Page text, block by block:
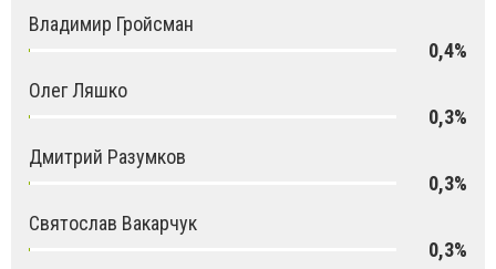
Владимир Гройсман
0,4%
Олег Ляшко
0,3%
Дмитрий Разумков
0,3%
Святослав Вакарчук
0,3%